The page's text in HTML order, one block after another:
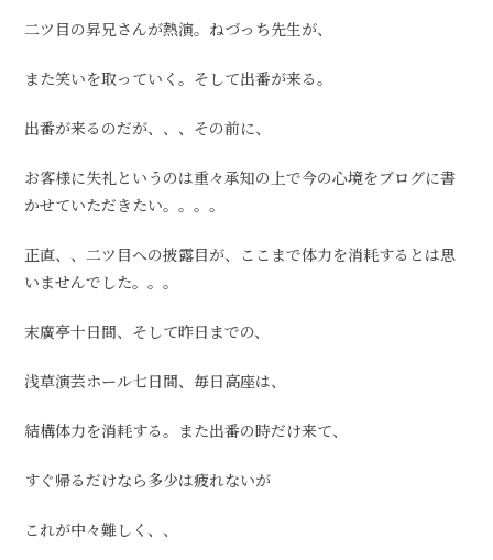
二ツ目の昇兄さんが熱演。ねづっち先生が、
また笑いを取っていく。そして出番が来る。
出番が来るのだが、、、その前に、
お客様に失礼というのは重々承知の上で今の心境をブログに書
かせていただきたい。。。。
正直、、二ツ目への披露目が、ここまで体力を消耗するとは思
いませんでした。。。
末廣亭十日間、そして昨日までの、
浅草演芸ホール七日間、毎日高座は、
結構体力を消耗する。また出番の時だけ来て、
すぐ帰るだけなら多少は疲れないが
これが中々難しく、、